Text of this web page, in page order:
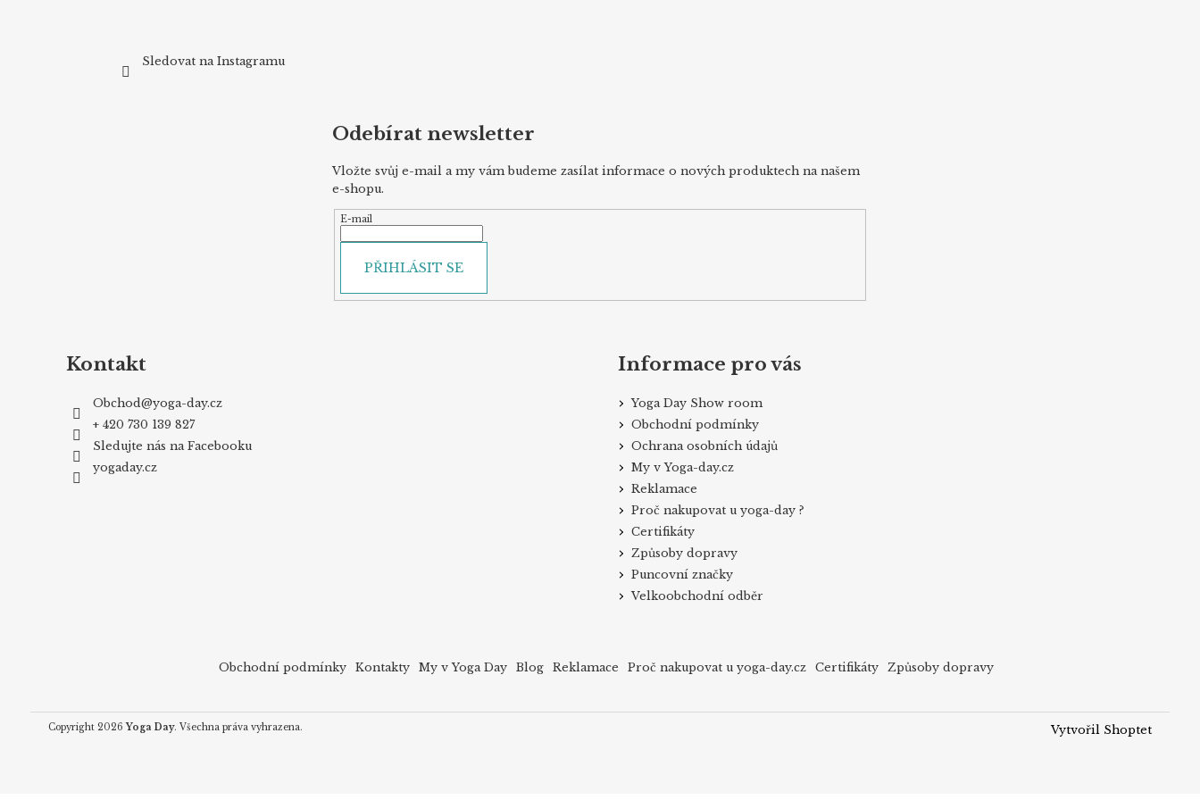
Sledovat na Instagramu
Odebírat newsletter
Vložte svůj e-mail a my vám budeme zasílat informace o nových produktech na našem
e-shopu.
E-mail
PŘIHLÁSIT SE
Kontakt
Obchod @yoga-day.cz
+ 420 730 139 827
Sledujte nás na Facebooku
yogaday.cz
Informace pro vás
Yoga Day Show room
Obchodní podmínky
Ochrana osobních údajů
My v Yoga-day.cz
Reklamace
Proč nakupovat u yoga-day ?
Certifikáty
Způsoby dopravy
Puncovní značky
Velkoobchodní odběr
Obchodní podmínky Kontakty My v Yoga Day Blog Reklamace Proč nakupovat u yoga-day.cz Certifikáty Způsoby dopravy
Vytvořil Shoptet
Copyright 2026Yoga Day. Všechna práva vyhrazena.